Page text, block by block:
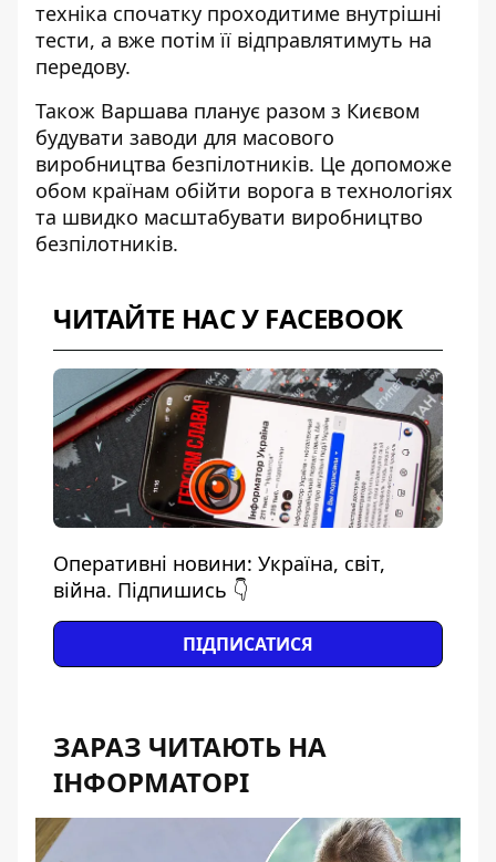
техніка спочатку проходитиме внутрішні
тести, а вже потім її відправлятимуть на
передову.
Також Варшава планує разом з Києвом
будувати заводи для масового
виробництва безпілотників. Це допоможе
обом країнам обійти ворога в технологіях
та швидко масштабувати виробництво
безпілотників.
ЧИТАЙТЕ НАС У FACEBOOK
Оперативні новини: Україна, світ,
війна. Підпишись 👇
ПІДПИСАТИСЯ
ЗАРАЗ ЧИТАЮТЬ НА
ІНФОРМАТОРІ